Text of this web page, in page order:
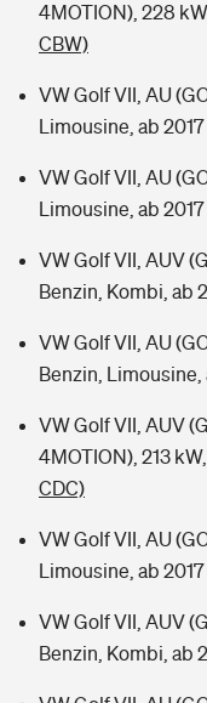
4MOTION), 228
CBW)
VW Golf VII, AU
Limousine, ab 2017
VW Golf VII, AU
Limousine, ab 2017
VW Golf VII, AUV
Benzin, Kombi, ab
VW Golf VII, AU
Benzin, Limousine,
VW Golf VII, AUV
4MOTION), 213
CDC)
VW Golf VII, AU
Limousine, ab 2017
VW Golf VII, AUV
Benzin, Kombi, ab